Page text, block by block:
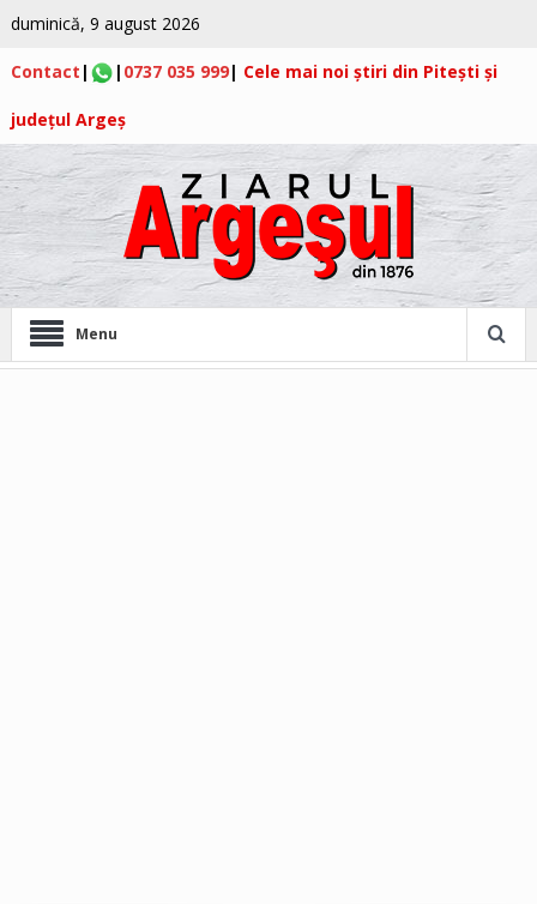
duminică, 9 august 2026
Contact | | 0737 035 999| Cele mai noi știri din Pitești și
județul Argeș
Menu